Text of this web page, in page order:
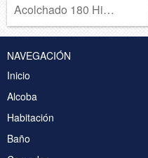
Acolchado 180 Hilos Ref A-366
NAVEGACIÓN
Inicio
Alcoba
Habitación
Baño